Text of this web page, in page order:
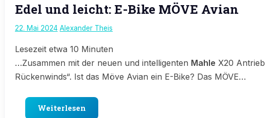
Bike
News
Edel und leicht: E-Bike MÖVE Avian
22. Mai 2024 Alexander Theis
Lesezeit etwa 10 Minuten
…Zusammen mit der neuen und intelligenten Mahle X20
Rückenwinds“. Ist das Möve Avian ein E-Bike? Das MÖVE…
Weiterlesen